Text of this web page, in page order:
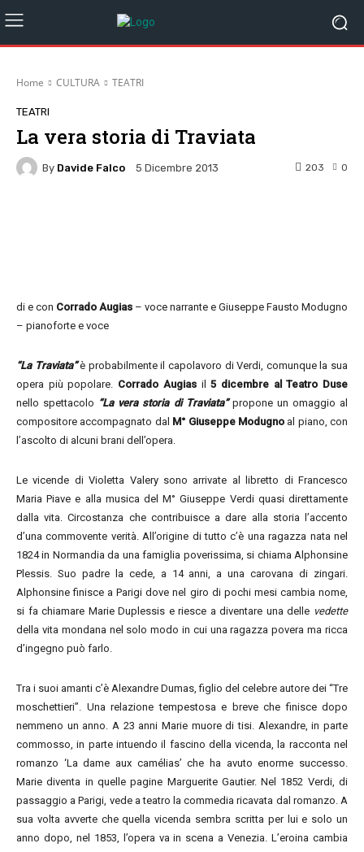
Home CULTURA TEATRI
TEATRI
La vera storia di Traviata
By Davide Falco 5 Dicembre 2013 0
203
di e con Corrado Augias – voce narrante e Giuseppe Fausto Modugno
– pianoforte e voce
“La Traviata”è probabilmente il capolavoro di Verdi, comunque la sua
opera più popolare. Corrado Augiasil5 dicembre al Teatro Duse
nello spettacolo “La vera storia di Traviata”propone un omaggio al
compositore accompagnato dal M° Giuseppe Modugnoal piano, con
l’ascolto di alcuni brani dell’opera.
Le vicende di Violetta Valery sono arrivate al libretto di Francesco
Maria Piave e alla musica del M° Giuseppe Verdi quasi direttamente
dalla vita. Circostanza che contribuisce a dare alla storia l’accento
d’una commovente verità. All’origine di tutto c’è una ragazza nata nel
1824 in Normandia da una famiglia poverissima, si chiama Alphonsine
Plessis. Suo padre la cede, a 14 anni, a una carovana di zingari.
Alphonsine finisce a Parigi dove nel giro di pochi mesi cambia nome,
si fa chiamare Marie Duplessis e riesce a diventare una delle vedette
della vita mondana nel solo modo in cui una ragazza povera ma ricca
d’ingegno può farlo.
Tra i suoi amanti c’è Alexandre Dumas, figlio del celebre autore dei “Tre
moschettieri”. Una relazione tempestosa e breve che finisce dopo
nemmeno un anno. A 23 anni Marie muore di tisi. Alexandre, in parte
commosso, in parte intuendo il fascino della vicenda, la racconta nel
romanzo ‘La dame aux camélias’ che ha avuto enorme successo.
Marie diventa in quelle pagine Marguerite Gautier. Nel 1852 Verdi, di
passaggio a Parigi, vede a teatro la commedia ricavata dal romanzo. A
sua volta avverte che quella vicenda sembra scritta per lui e solo un
anno dopo, nel 1853, l’opera va in scena a Venezia. L’eroina cambia